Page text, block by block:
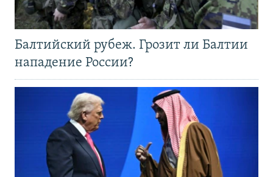
Балтийский рубеж. Грозит ли Балтии
нападение России?